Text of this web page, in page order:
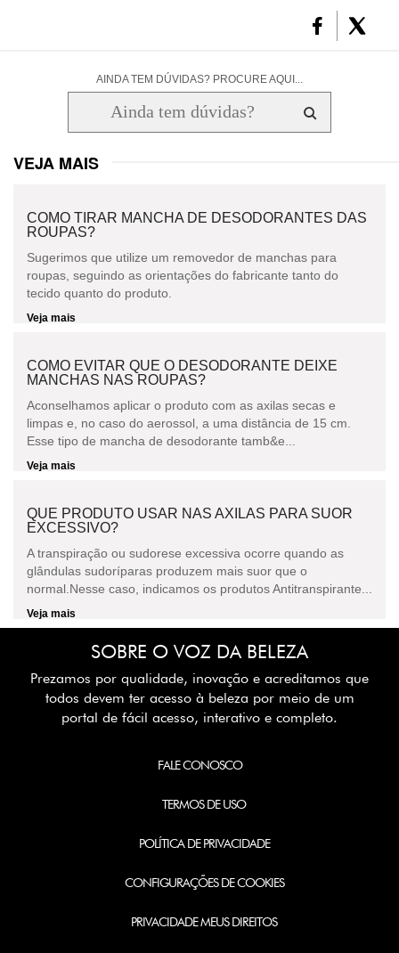
AINDA TEM DÚVIDAS? PROCURE AQUI...
VEJA MAIS
COMO TIRAR MANCHA DE DESODORANTES DAS
ROUPAS?
Sugerimos que utilize um removedor de manchas para
roupas, seguindo as orientações do fabricante tanto do
tecido quanto do produto.
Veja mais
COMO EVITAR QUE O DESODORANTE DEIXE
MANCHAS NAS ROUPAS?
Aconselhamos aplicar o produto com as axilas secas e
limpas e, no caso do aerossol, a uma distância de 15 cm.
Esse tipo de mancha de desodorante tamb&e...
Veja mais
QUE PRODUTO USAR NAS AXILAS PARA SUOR
EXCESSIVO?
A transpiração ou sudorese excessiva ocorre quando as
glândulas sudoríparas produzem mais suor que o
normal.Nesse caso, indicamos os produtos Antitranspirante...
Veja mais
SOBRE O VOZ DA BELEZA
Prezamos por qualidade, inovação e acreditamos que
todos devem ter acesso à beleza por meio de um
portal de fácil acesso, interativo e completo.
FALE CONOSCO
TERMOS DE USO
POLÍTICA DE PRIVACIDADE
CONFIGURAÇÕES DE COOKIES
PRIVACIDADE MEUS DIREITOS